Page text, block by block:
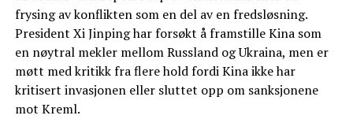
frysing av konflikten som en del av en fredsløsning.
President Xi Jinping har forsøkt å framstille Kina som
en nøytral mekler mellom Russland og Ukraina, men er
møtt med kritikk fra flere hold fordi Kina ikke har
kritisert invasjonen eller sluttet opp om sanksjonene
mot Kreml.